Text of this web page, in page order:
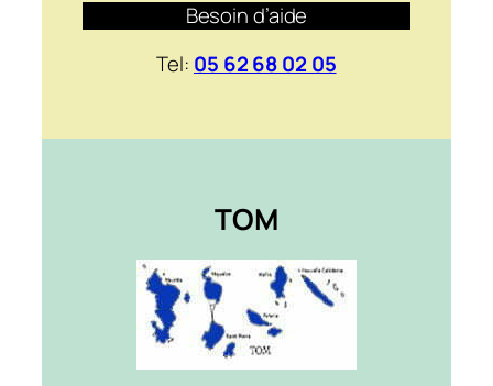
Besoin d’aide
Tel: 05 62 68 02 05
TOM